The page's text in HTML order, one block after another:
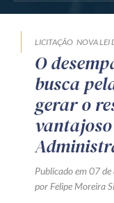
LICITAÇÃO NOVA LEI
O
busca
gerar o
Publicado em 07
por Felipe Moreira